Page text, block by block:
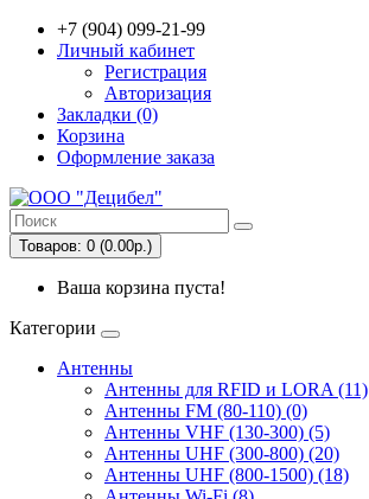
+7 (904) 099-21-99
Личный кабинет
Регистрация
Авторизация
Закладки (0)
Корзина
Оформление заказа
Товаров: 0 (0.00р.)
Ваша корзина пуста!
Категории
Антенны
Антенны для RFID и LORA (11)
Антенны FM (80-110) (0)
Антенны VHF (130-300) (5)
Антенны UHF (300-800) (20)
Антенны UHF (800-1500) (18)